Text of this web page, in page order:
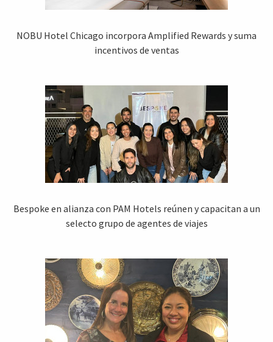
NOBU Hotel Chicago incorpora Amplified Rewards y suma
incentivos de ventas
Bespoke en alianza con PAM Hotels reúnen y capacitan a un
selecto grupo de agentes de viajes